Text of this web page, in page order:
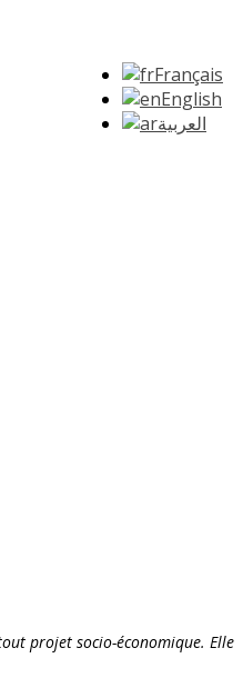
Français
English
العربية
projet socio-économique. Elle